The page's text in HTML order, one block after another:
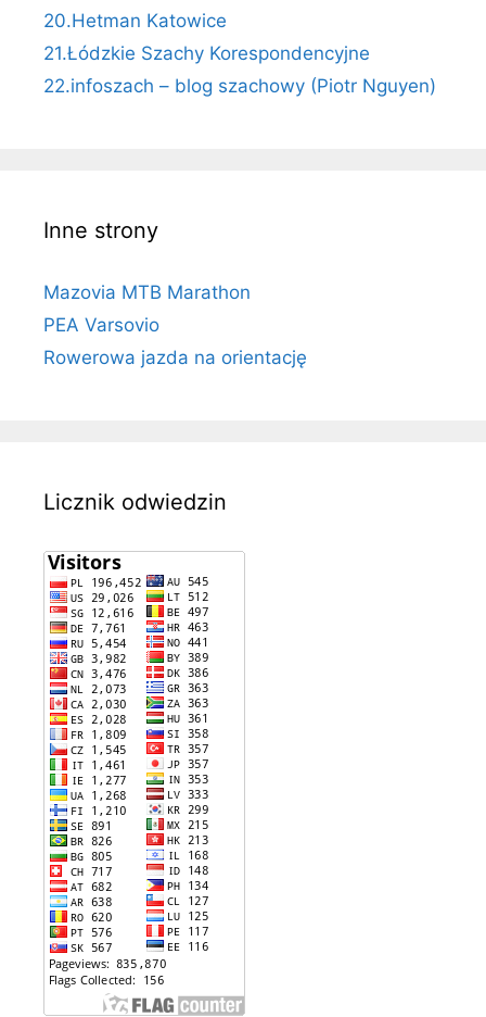
20.Hetman Katowice
21.Łódzkie Szachy Korespondencyjne
22.infoszach – blog szachowy (Piotr Nguyen)
Inne strony
Mazovia MTB Marathon
PEA Varsovio
Rowerowa jazda na orientację
Licznik odwiedzin